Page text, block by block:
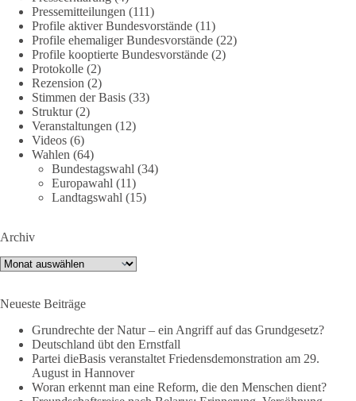
🕊 Wir wollen den Krieg mit Russland nicht!
Am 20. Juni 2026 fand in Berlin am Brandenburger Tor die
Demonstration mit dem Motto „Russland ist nicht unser
Feind“ statt.
Hier ein Auszug aus der Rede von der
Bundestagsabgeordneten Sevim Dağdelen (BSW).
„Wir müssen Nein sagen zu diesem stinkenden
Revanchismus!“
si=2b_C6GgNY9EB-rXw
❤️ Wir freuen uns über deine Unterstützung:
https://diebasis.de/spenden/
#dieBasis #frieden #russandistnichtunserFeind #friedenspartei
Pressemitteilungen (111)
Profile aktiver Bundesvorstände (11)
Profile ehemaliger Bundesvorstände (22)
Profile kooptierte Bundesvorstände (2)
Protokolle (2)
Rezension (2)
Stimmen der Basis (33)
Struktur(2)
Veranstaltungen (12)
Videos (6)
Wahlen (64)
Bundestagswahl (34)
Europawahl (11)
Landtagswahl (15)
Archiv
Archiv
Neueste Beiträge
Grundrechte der Natur – ein Angriff auf das Grundgesetz?
Deutschland übt den Ernstfall
Partei dieBasis veranstaltet Friedensdemonstration am 29.
August in Hannover
Woran erkennt man eine Reform, die den Menschen dient?